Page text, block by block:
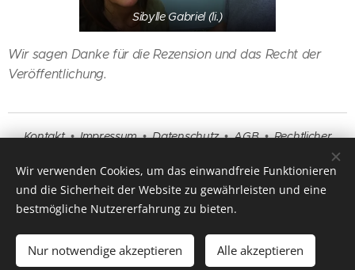
Sibylle Gabriel (li.)
Wir sagen Danke für die Rezension und das Recht der
Veröffentlichung.
Kontakt•Impressum•Datenschutz•AGB•Rechtlicher
Endlich angekommen ▲ Einfach mehr erfahren
Copyright 2025 bywww.titanpyramide.de Cookies
Wir verwenden Cookies, um das einwandfreie Funktionieren
und die Sicherheit der Website zu gewährleisten und eine
bestmögliche Nutzererfahrung zu bieten.
Nur notwendige akzeptieren Alle akzeptieren